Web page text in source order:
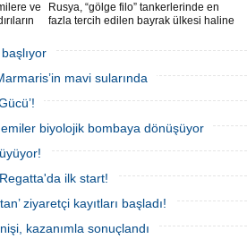
ve
300
Rusya, “gölge filo” tankerlerinde en
fazla tercih edilen bayrak ülkesi haline
birlikte çok sayıda tanker Rus bayrağına
yaptırımlarının uygulanması açısından
mavi sularında
biyolojik bombaya dönüşüyor
ilk start!
ziyaretçi kayıtları başladı!
kazanımla sonuçlandı